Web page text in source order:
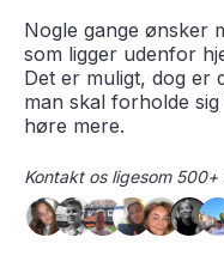
Nogle gange ønsker
som ligger udenfor
Det er muligt, dog er
man skal forholde
høre mere.
Kontakt os ligesom